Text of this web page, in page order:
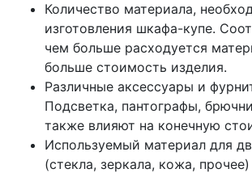
Количество материала,
изготовления шкафа-купе.
чем больше расходуется
больше стоимость изделия.
Различные аксессуары и
Подсветка, пантографы,
также влияют на конечную
Используемый материал для
(стекла, зеркала, кожа,